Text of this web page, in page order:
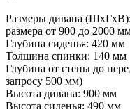
Размеры дивана
размера от 900 до 2000
Глубина сиденья: 420 мм
Толщина спинки: 140 мм
Глубина от стены до
запросу 500 мм)
Высота дивана: 900 мм
Высота сиденья: 490 мм